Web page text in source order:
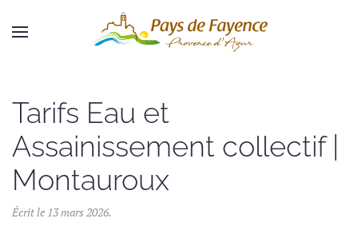
Skip to main content
Tarifs Eau et
Assainissement collectif |
Montauroux
Écrit le 13 mars 2026.